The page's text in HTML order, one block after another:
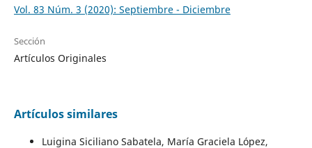
Vol. 83 Núm. 3 (2020): Septiembre - Diciembre
Sección
Artículos Originales
Artículos similares
Luigina Siciliano Sabatela, María Graciela López,